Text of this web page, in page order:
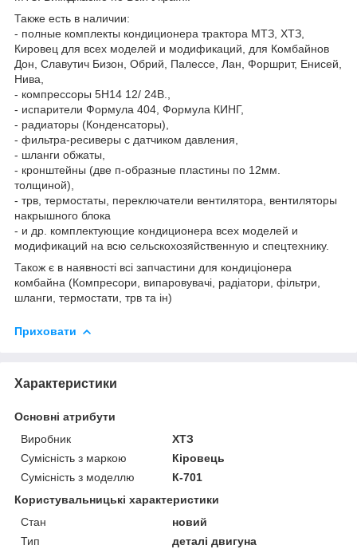
Также есть в наличии:
- полные комплекты кондиционера трактора МТЗ, ХТЗ,
Кировец для всех моделей и модификаций, для Комбайнов
Дон, Славутич Бизон, Обрий, Палессе, Лан, Форшрит, Енисей,
Нива,
- компрессоры 5Н14 12/ 24В.,
- испарители Формула 404, Формула КИНГ,
- радиаторы (Конденсаторы),
- фильтра-ресиверы с датчиком давления,
- шланги обжаты,
- кронштейны (две п-образные пластины по 12мм.
толщиной),
- трв, термостаты, переключатели вентилятора, вентиляторы
накрышного блока
- и др. комплектующие кондиционера всех моделей и
модификаций на всю сельскохозяйственную и спецтехнику.
Також є в наявності всі запчастини для кондиціонера
комбайна (Компресори, випаровувачі, радіатори, фільтри,
шланги, термостати, трв та ін)
Приховати
Характеристики
Основні атрибути
Виробник
ХТЗ
Сумісність з маркою
Кіровець
Сумісність з моделлю
К-701
Користувальницькі характеристики
Стан
новий
Тип
деталі двигуна